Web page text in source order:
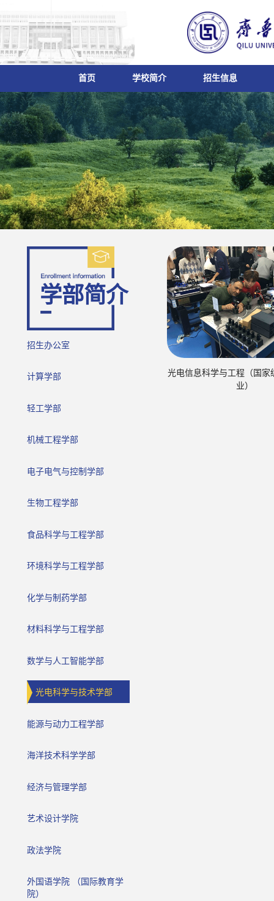
首页 学校简介 招生信息
学部简介
招生办公室
计算学部
轻工学部
机械工程学部
电子电气与控制学部
生物工程学部
食品科学与工程学部
环境科学与工程学部
化学与制药学部
材料科学与工程学部
数学与人工智能学部
光电科学与技术学部
能源与动力工程学部
海洋技术科学学部
经济与管理学部
艺术设计学院
政法学院
外国语学院 （国际教育学
院）
光电信息科学与工程（国家
业）